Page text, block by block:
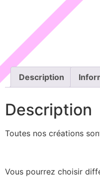
Description
Description
Toutes nos créations
Vous pourrez choisir